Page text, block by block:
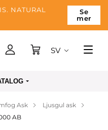
NATURAL
Se
mer
SV
Ask
Ljusgul ask
AB